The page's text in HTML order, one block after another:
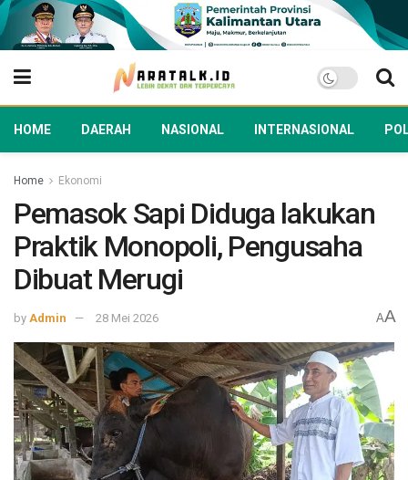
HOME DAERAH NASIONAL INTERNASIONAL
Home Ekonomi
Pemasok Sapi Diduga lakukan
Praktik Monopoli, Pengusaha
Dibuat Merugi
by Admin 28 Mei 2026 AA